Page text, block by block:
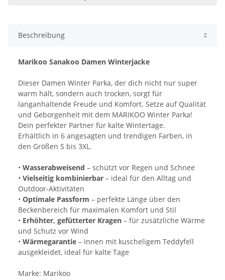
Beschreibung
Marikoo Sanakoo Damen Winterjacke
Dieser Damen Winter Parka, der dich nicht nur super
warm hält, sondern auch trocken, sorgt für
langanhaltende Freude und Komfort. Setze auf Qualität
und Geborgenheit mit dem MARIKOO Winter Parka!
Dein perfekter Partner für kalte Wintertage.
Erhältlich in 6 angesagten und trendigen Farben, in
den Größen S bis 3XL.
• Wasserabweisend – schützt vor Regen und Schnee
• Vielseitig kombinierbar – ideal für den Alltag und
Outdoor-Aktivitäten
• Optimale Passform – perfekte Länge über den
Beckenbereich für maximalen Komfort und Stil
• Erhöhter, gefütterter Kragen – für zusätzliche Wärme
und Schutz vor Wind
• Wärmegarantie – Innen mit kuscheligem Teddyfell
ausgekleidet, ideal für kalte Tage
Marke: Marikoo